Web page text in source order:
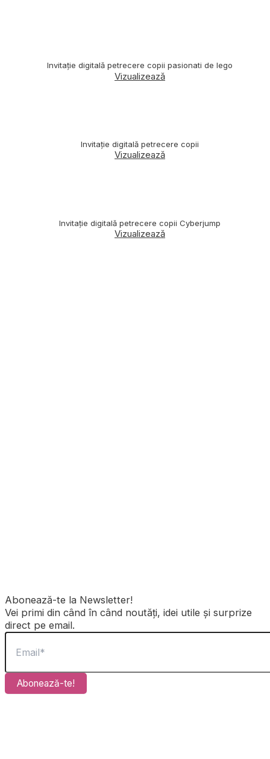
Invitație digitală petrecere copii pasionati de lego
Vizualizează
Invitație digitală petrecere copii
Vizualizează
Invitație digitală petrecere copii Cyberjump
Vizualizează
Abonează-te la Newsletter!
Vei primi din când în când noutăți, idei utile și surprize
direct pe email.
Abonează-te!